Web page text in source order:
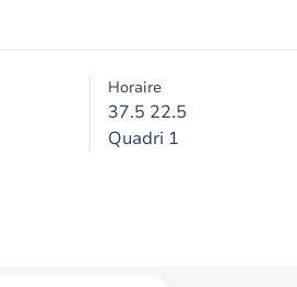
Horaire
37.5 22.5
Quadri 1